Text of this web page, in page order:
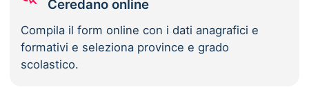
Ceredano online
Compila il form online con i dati anagrafici e
formativi e seleziona province e grado
scolastico.